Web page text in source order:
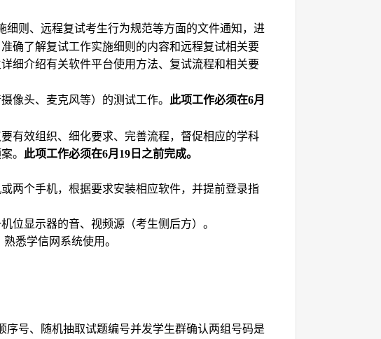
细则 、远程复试考生行为规范等方面的文件通知，进
确了解复试工作实施细则的内容和远程复试相关要
细介绍有关软件平台使用方法、复试流程和相关要
像头、麦克风等）的测试工作。此项工作必须在6月
要有效组织、细化要求、完善流程，督促相应的学科
。 此项工作必须在6月 19 日之前完成。
两个手机，根据要求安装相应软件，并提前登录指
位显示器的音、视频源（考生侧后方）。
悉学信网系统使用。
序号、 随机抽取试题编号并发学生群确认两组号码是